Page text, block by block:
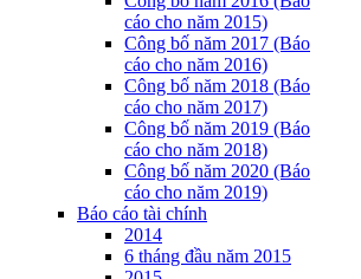
cáo cho năm 2015)
Công bố năm 2017 (Báo
cáo cho năm 2016)
Công bố năm 2018 (Báo
cáo cho năm 2017)
Công bố năm 2019 (Báo
cáo cho năm 2018)
Công bố năm 2020 (Báo
cáo cho năm 2019)
Báo cáo tài chính
2014
6 tháng đầu năm 2015